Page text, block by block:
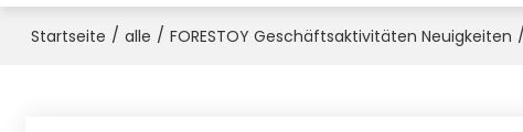
Startseite / alle / FORESTOY Geschäftsaktivitäten Neuigkeiten /